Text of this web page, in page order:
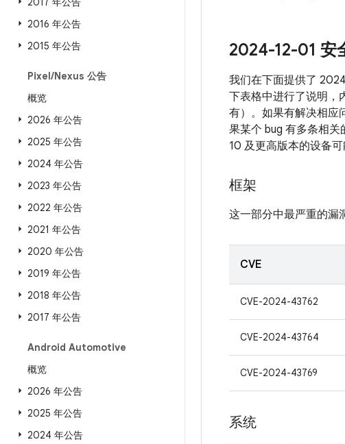
2016 年公告
2015 年公告
Pixel/Nexus 公告
概览
2026 年公告
2025 年公告
2024 年公告
2023 年公告
2022 年公告
2021 年公告
2020 年公告
2019 年公告
2018 年公告
2017 年公告
Android Automotive
概览
2026 年公告
2025 年公告
2024 年公告
2024-12-01 安
我们在下面提供了
下表格中进行了说明，
有）。如果有解决相应
果某个 bug 有多条相
10 及更高版本的设备
框架
这一部分中最严重的漏
CVE
CVE-2024-43762
CVE-2024-43764
CVE-2024-43769
系统